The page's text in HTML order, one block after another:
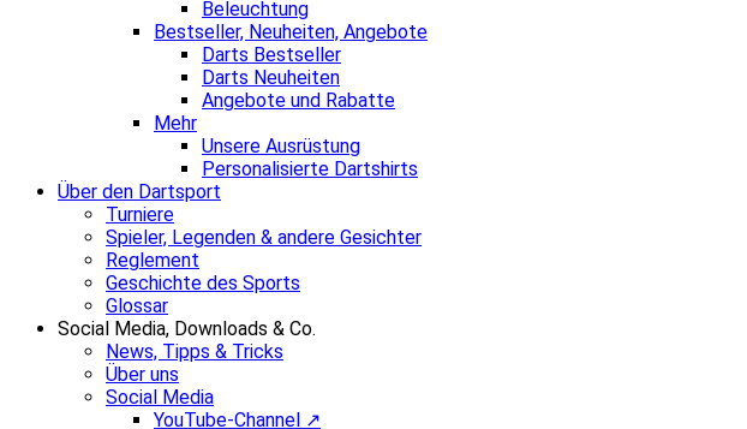
Beleuchtung
Bestseller, Neuheiten, Angebote
Darts Bestseller
Darts Neuheiten
Angebote und Rabatte
Mehr
Unsere Ausrüstung
Personalisierte Dartshirts
Über den Dartsport
Turniere
Spieler, Legenden & andere Gesichter
Reglement
Geschichte des Sports
Glossar
Social Media, Downloads & Co.
News, Tipps & Tricks
Über uns
Social Media
YouTube-Channel ↗